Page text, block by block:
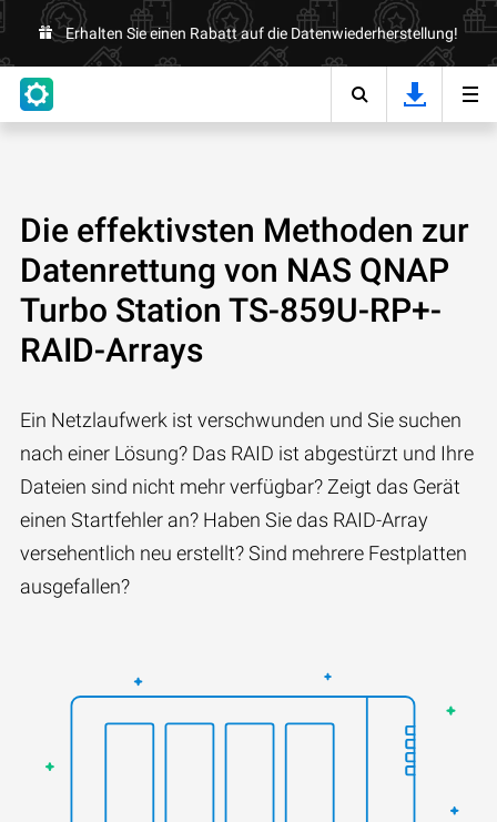
Erhalten Sie einen Rabatt auf die Datenwiederherstellung!
Die effektivsten Methoden zur
Datenrettung von NAS QNAP
Turbo Station TS-859U-RP+-
RAID-Arrays
Ein Netzlaufwerk ist verschwunden und Sie suchen
nach einer Lösung? Das RAID ist abgestürzt und Ihre
Dateien sind nicht mehr verfügbar? Zeigt das Gerät
einen Startfehler an? Haben Sie das RAID-Array
versehentlich neu erstellt? Sind mehrere Festplatten
ausgefallen?